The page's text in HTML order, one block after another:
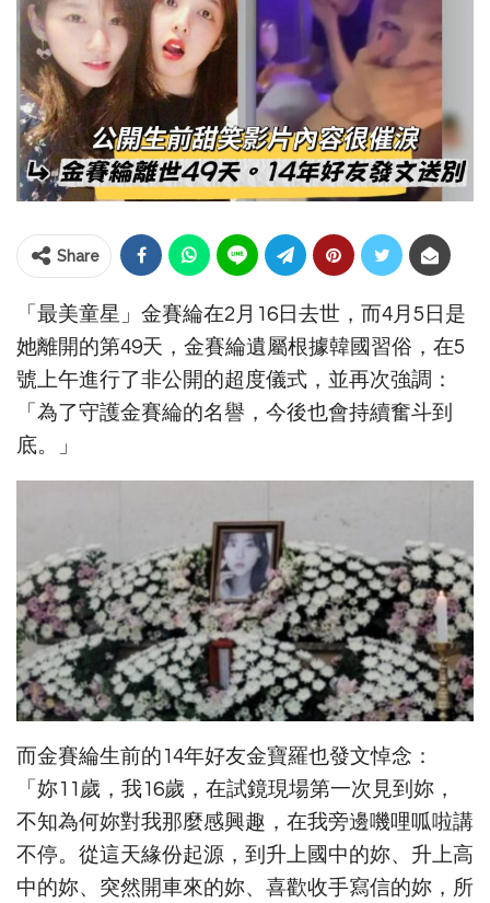
Share
「最美童星」金賽綸在2月16日去世，而4月5日是
她離開的第49天，金賽綸遺屬根據韓國習俗，在5
號上午進行了非公開的超度儀式，並再次強調：
「為了守護金賽綸的名譽，今後也會持續奮斗到
底。」
而金賽綸生前的14年好友金寶羅也發文悼念：
「妳11歲，我16歲，在試鏡現場第一次見到妳，
不知為何妳對我那麼感興趣，在我旁邊嘰哩呱啦講
不停。從這天緣份起源，到升上國中的妳、升上高
中的妳、突然開車來的妳、喜歡收手寫信的妳，所